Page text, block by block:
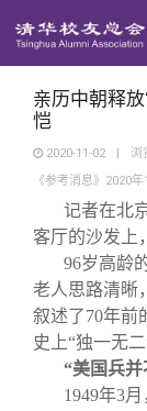
亲历中朝释
恺
2020-11-02 | 浏
《参考消息》2020年
记者在北
客厅的沙发上
96岁高龄
老人思路清晰
叙述了70年前
史上“独一无二
“美国兵
1949年3